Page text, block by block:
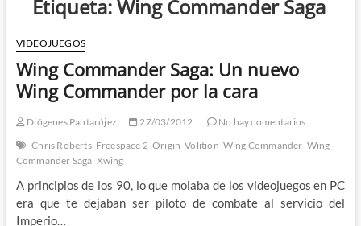
Etiqueta:Wing Commander Saga
VIDEOJUEGOS
Wing Commander Saga: Un nuevo
Wing Commander por la cara
Diógenes Pantarújez 27/03/2012
No hay comentarios
Chris Roberts Freespace 2 Origin Volition Wing Commander Wing
Commander Saga Xwing
A principios de los 90, lo que molaba de los videojuegos en PC
era que te dejaban ser piloto de combate al servicio del
Imperio…